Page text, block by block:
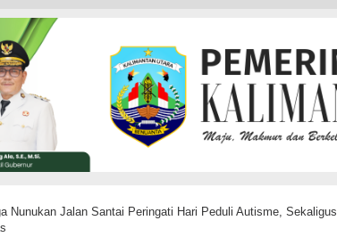
Nunukan Jalan Santai Peringati Hari Peduli Autisme, Sekaligus